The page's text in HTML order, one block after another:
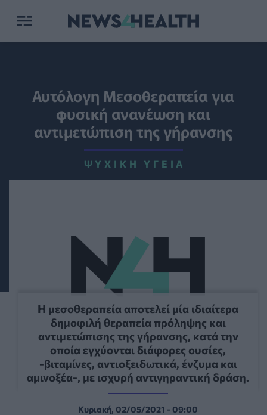
Αυτόλογη Μεσοθεραπεία για
φυσική ανανέωση και
αντιμετώπιση της γήρανσης
ΨΥΧΙΚΉ ΥΓΕΊΑ
Η μεσοθεραπεία αποτελεί μία ιδιαίτερα
δημοφιλή θεραπεία πρόληψης και
αντιμετώπισης της γήρανσης, κατά την
οποία εγχύονται διάφορες ουσίες,
-βιταμίνες, αντιοξειδωτικά, ένζυμα και
αμινοξέα-, με ισχυρή αντιγηραντική δράση.
Κυριακή, 02/05/2021 - 09:00